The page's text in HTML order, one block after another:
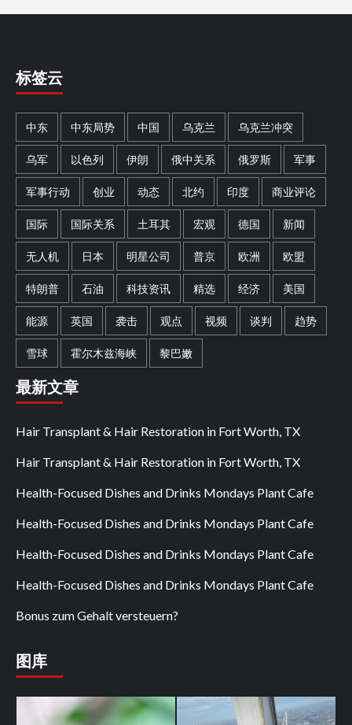
标签云
中东 中东局势 中国 乌克兰 乌克兰冲突
乌军 以色列 伊朗 俄中关系 俄罗斯 军事
军事行动 创业 动态 北约 印度 商业评论
国际 国际关系 土耳其 宏观 德国 新闻
无人机 日本 明星公司 普京 欧洲 欧盟
特朗普 石油 科技资讯 精选 经济 美国
能源 英国 袭击 观点 视频 谈判 趋势
雪球 霍尔木兹海峡 黎巴嫩
最新文章
Hair Transplant & Hair Restoration in Fort Worth, TX
Hair Transplant & Hair Restoration in Fort Worth, TX
Health-Focused Dishes and Drinks Mondays Plant Cafe
Health-Focused Dishes and Drinks Mondays Plant Cafe
Health-Focused Dishes and Drinks Mondays Plant Cafe
Health-Focused Dishes and Drinks Mondays Plant Cafe
Bonus zum Gehalt versteuern?
图库